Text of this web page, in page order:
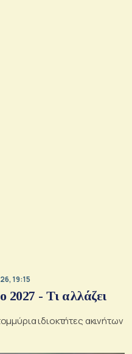
19:15
2027 - Τι αλλάζει
ιδιοκτήτες ακινήτων